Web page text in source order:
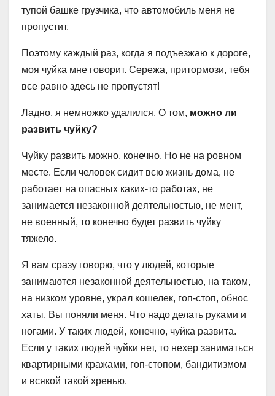
тупой башке грузчика, что автомобиль меня не
пропустит.
Поэтому каждый раз, когда я подъезжаю к дороге,
моя чуйка мне говорит. Сережа, притормози, тебя
все равно здесь не пропустят!
Ладно, я немножко удалился. О том, можно ли
развить чуйку?
Чуйку развить можно, конечно. Но не на ровном
месте. Если человек сидит всю жизнь дома, не
работает на опасных каких-то работах, не
занимается незаконной деятельностью, не мент,
не военный, то конечно будет развить чуйку
тяжело.
Я вам сразу говорю, что у людей, которые
занимаются незаконной деятельностью, на таком,
на низком уровне, украл кошелек, гоп-стоп, обнос
хаты. Вы поняли меня. Что надо делать руками и
ногами. У таких людей, конечно, чуйка развита.
Если у таких людей чуйки нет, то нехер заниматься
квартирными кражами, гоп-стопом, бандитизмом
и всякой такой хренью.